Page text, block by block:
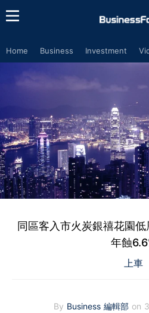
Home Business Investment
同區客入市火炭銀禧花園
年蝕
上車
By Business 編輯部 on